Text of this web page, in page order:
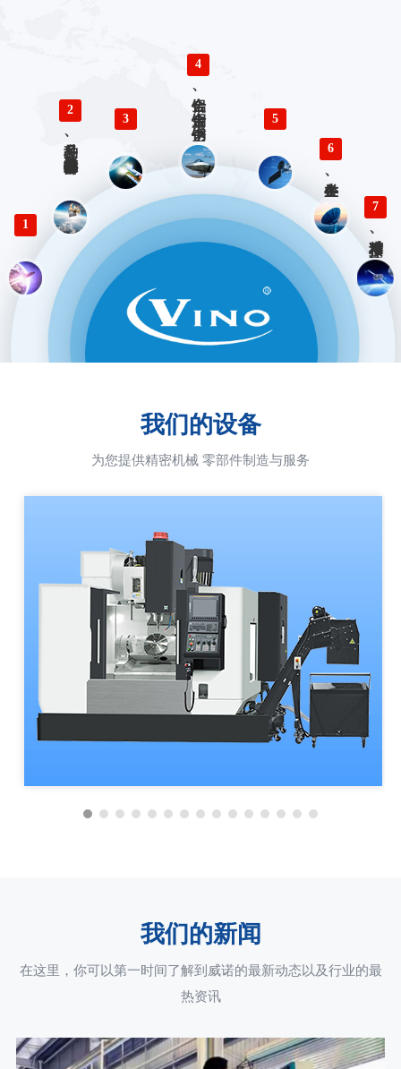
1
2
多品种、小批量精密仪器零部件加工
3
4
铝合金、铜合金、不锈钢、钛合金零件精密加工 5
6
各类生产、检验工装设计与制造
7
精准对接、快速响应 优势服务
我们的设备
为您提供精密机械 零部件制造与服务
我们的新闻
在这里，你可以第一时间了解到威诺的最新动态以及行业的最
热资讯